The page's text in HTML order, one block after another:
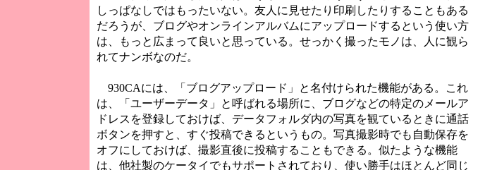
しっぱなしではもったいない。友人に見せたり印刷したりすることもある
だろうが、ブログやオンラインアルバムにアップロードするという使い方
は、もっと広まって良いと思っている。せっかく撮ったモノは、人に観ら
れてナンボなのだ。
930CAには、「ブログアップロード」と名付けられた機能がある。これ
は、「ユーザーデータ」と呼ばれる場所に、ブログなどの特定のメールア
ドレスを登録しておけば、データフォルダ内の写真を観ているときに通話
ボタンを押すと、すぐ投稿できるというもの。写真撮影時でも自動保存を
オフにしておけば、撮影直後に投稿することもできる。似たような機能
は、他社製のケータイでもサポートされており、使い勝手はほとんど同じ